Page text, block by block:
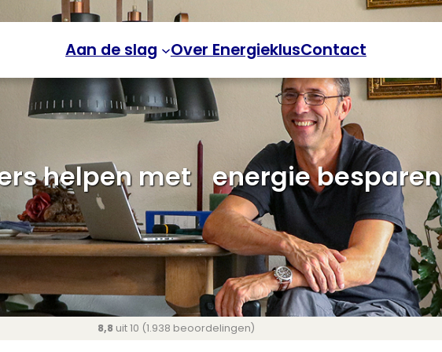
Aan de slag Over EnergieklusContact
helpen met energie besparen
8,8 uit 10 (1.938 beoordelingen)